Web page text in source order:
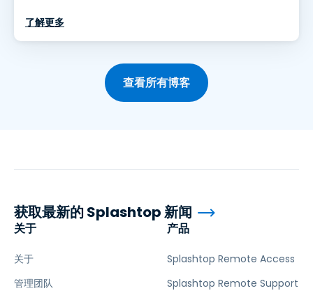
了解更多
查看所有博客
关于
关于
管理团队
产品
Splashtop Remote Access
Splashtop Remote Support
获取最新的 Splashtop 新闻